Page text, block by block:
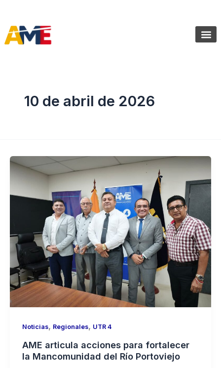
contenido
10 de abril de 2026
Noticias, Regionales, UTR 4
AME articula acciones para fortalecer
la Mancomunidad del Río Portoviejo